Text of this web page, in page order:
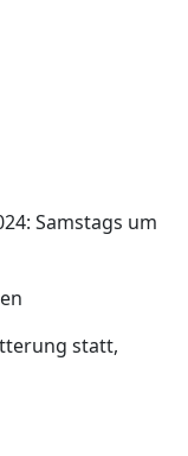
Samstags um
statt,